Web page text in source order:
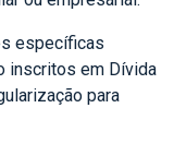
específicas
inscritos em Dívida
para